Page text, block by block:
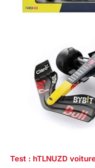
Test : hTLNUZD